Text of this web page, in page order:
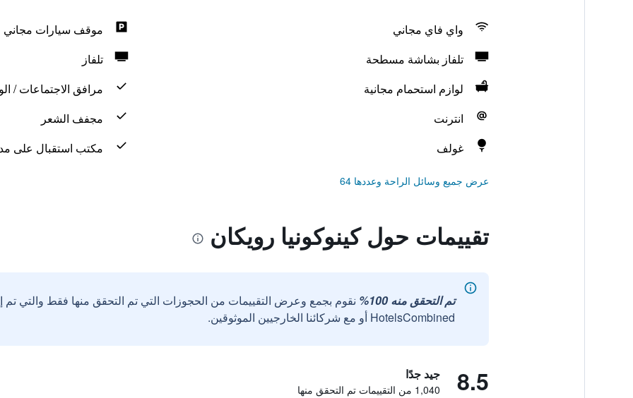
واي فاي مجاني
موقف سيارات مجاني
تلفاز بشاشة مسطحة
تلفاز
لوازم استحمام مجانية
مرافق الاجتماعات /
انترنت
مجفف الشعر
غولف
مكتب استقبال على مدار 24
عرض جميع وسائل الراحة وعددها 64
تقييمات حول كينوكونيا رويكان
تم التحقق منه 100%
نقوم بجمع وعرض التقييمات من الحجوزات التي تم التحقق منها فقط والتي
HotelsCombined أو مع شركائنا الخارجيين الموثوقين.
8.5 جيد جدًا
1,040 من التقييمات تم التحقق منها